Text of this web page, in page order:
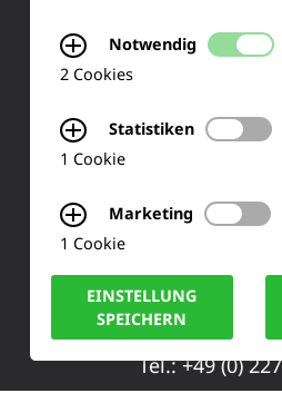
FAQ
KONTAKT
50170 Kerpen
Tel.: +49 (0)
Notwendig
2 Cookies
Statistiken
1 Cookie
Marketing
1 Cookie
EINSTELLUNG
SPEICHERN